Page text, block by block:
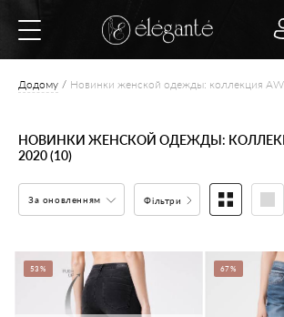
Додому Новинки женской одежды: коллекция
НОВИНКИ ЖЕНСКОЙ ОДЕЖДЫ:
2020 (10)
За оновленням Фільтри
53% 67%